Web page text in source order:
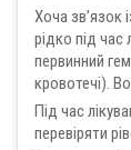
Хоча зв’язок
рідко під час
первинний
кровотечі).
Під час
перевіряти